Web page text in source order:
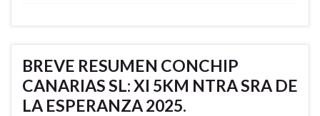
BREVE RESUMEN CONCHIP
CANARIAS SL: XI 5KM NTRA SRA DE
LA ESPERANZA 2025.